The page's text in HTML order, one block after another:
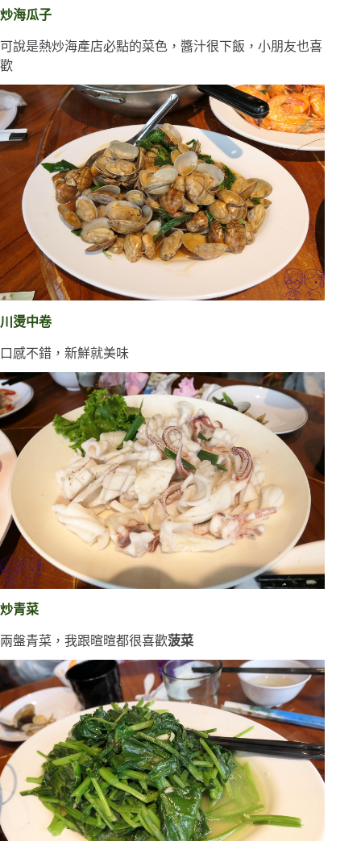
炒海瓜子
可說是熱炒海產店必點的菜色，醬汁很下飯，小朋友也喜
歡
川燙中卷
口感不錯，新鮮就美味
炒青菜
兩盤青菜，我跟暄暄都很喜歡菠菜